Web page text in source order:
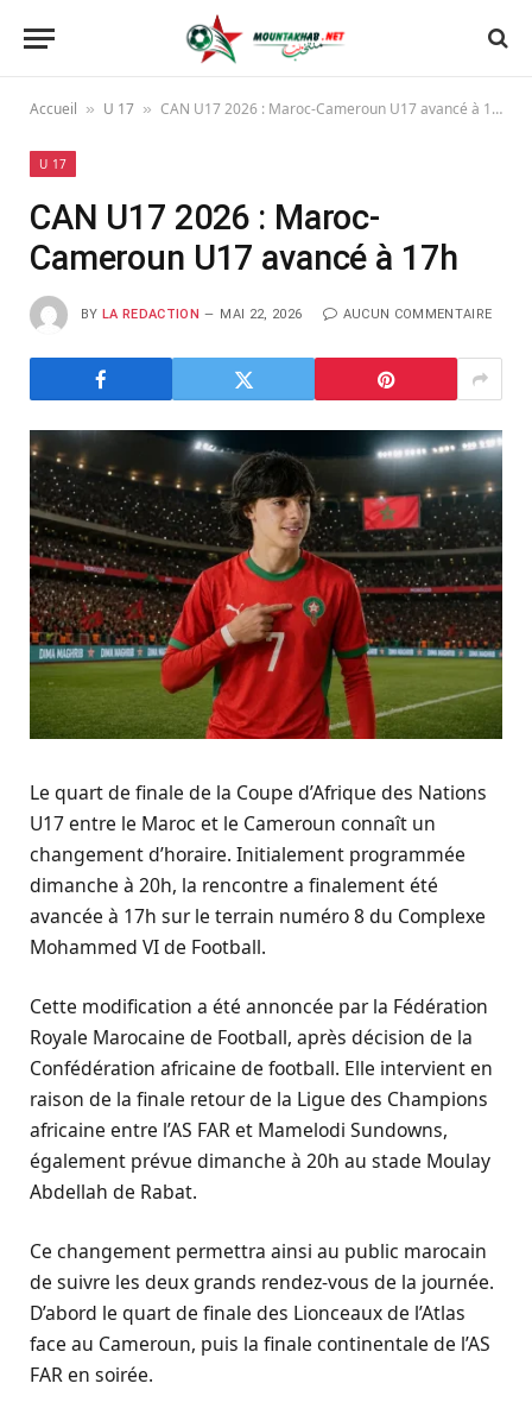
Accueil » U 17 » CAN U17 2026 : Maroc-Cameroun U17 avancé à 17h
U 17
CAN U17 2026 : Maroc-
Cameroun U17 avancé à 17h
BY LA REDACTION MAI 22, 2026 AUCUN COMMENTAIRE
Le quart de finale de la Coupe d’Afrique des Nations
U17 entre le Maroc et le Cameroun connaît un
changement d’horaire. Initialement programmée
dimanche à 20h, la rencontre a finalement été
avancée à 17h sur le terrain numéro 8 du Complexe
Mohammed VI de Football.
Cette modification a été annoncée par la Fédération
Royale Marocaine de Football, après décision de la
Confédération africaine de football. Elle intervient en
raison de la finale retour de la Ligue des Champions
africaine entre l’AS FAR et Mamelodi Sundowns,
également prévue dimanche à 20h au stade Moulay
Abdellah de Rabat.
Ce changement permettra ainsi au public marocain
de suivre les deux grands rendez-vous de la journée.
D’abord le quart de finale des Lionceaux de l’Atlas
face au Cameroun, puis la finale continentale de l’AS
FAR en soirée.